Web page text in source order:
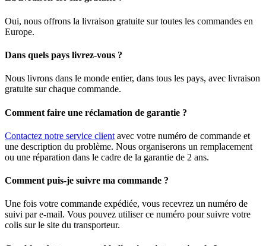
Oui, nous offrons la livraison gratuite sur toutes les commandes en
Europe.
Dans quels pays livrez-vous ?
Nous livrons dans le monde entier, dans tous les pays, avec livraison
gratuite sur chaque commande.
Comment faire une réclamation de garantie ?
Contactez notre service client avec votre numéro de commande et
une description du problème. Nous organiserons un remplacement
ou une réparation dans le cadre de la garantie de 2 ans.
Comment puis-je suivre ma commande ?
Une fois votre commande expédiée, vous recevrez un numéro de
suivi par e-mail. Vous pouvez utiliser ce numéro pour suivre votre
colis sur le site du transporteur.